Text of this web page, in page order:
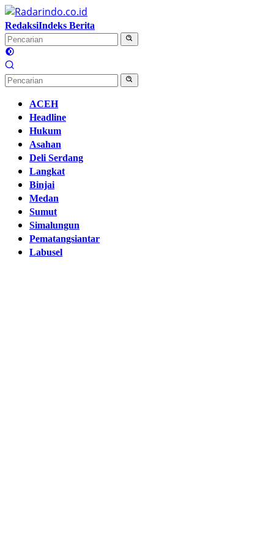
Langsung
ke
konten
RedaksiIndeks Berita
ACEH
Headline
Hukum
Asahan
Deli Serdang
Langkat
Binjai
Medan
Sumut
Simalungun
Pematangsiantar
Labusel